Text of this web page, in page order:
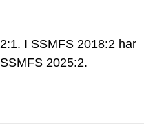
I SSMFS 2018:2 har
2025:2.